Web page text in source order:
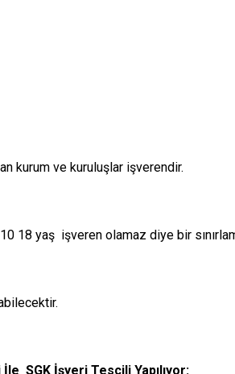
kurum ve kuruluşlar işverendir.
18 yaş işveren olamaz diye bir
İle SGK İşyeri Tescili Yapılıyor: